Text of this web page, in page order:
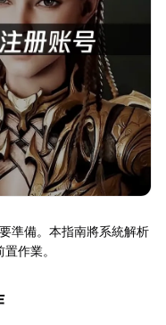
準備。本指南將系統解析
作業。